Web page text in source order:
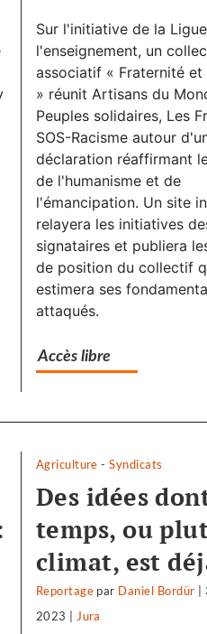
Sur l'initiative de la
l'enseignement, un
associatif « Fraternité et
» réunit Artisans du
Peuples solidaires, Les
SOS-Racisme autour
déclaration réaffirmant
de l'humanisme et de
l'émancipation. Un site
relayera les initiatives
signataires et publiera
de position du collectif
estimera ses
attaqués.
Accès libre
Agriculture -Syndicats
Des idées
temps, ou
climat, est
Reportage par Daniel Bordür |
2023 |Jura